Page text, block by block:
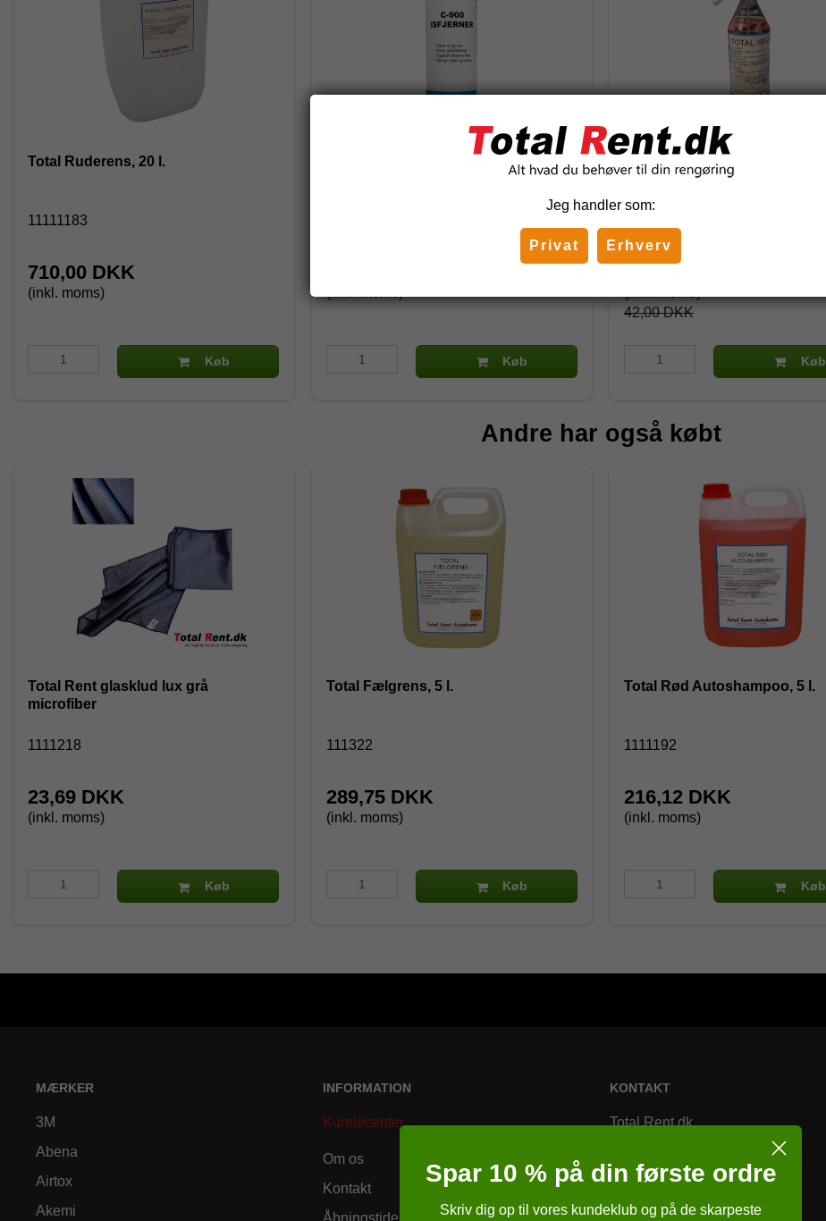
Total Ruderens, 20 l.
11111183
710,00 DKK
(inkl. moms)
Køb Køb
Total Isfjerner 500 ml. m/ Spray
42,00 DKK
Køb
Andre har også købt
Total Rent glasklud lux grå
microfiber
1111218
23,69 DKK
(inkl. moms)
Køb
Total Fælgrens, 5 l.
111322
289,75 DKK
(inkl. moms)
Køb
Total Rød Autoshampoo, 5 l.
1111192
216,12 DKK
(inkl. moms)
Køb
MÆRKER
3M
Abena
Airtox
Akemi
INFORMATION
Kundecenter
Om os
Kontakt
Åbningstider
KONTAKT
Total Rent.dk
8230 Åbyhøj
Danmark
Jeg handler som:
Privat Erhverv
Spar 10 % på din første ordre
Skriv dig op til vores kundeklub og på de skarpeste